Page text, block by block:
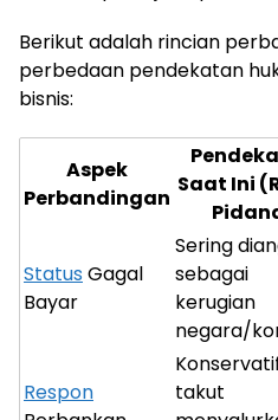
Berikut adalah rincian
perbedaan pendekatan
bisnis:
Aspek
Perbandingan
Saat Ini
Status Gagal
Bayar
Sering
sebagai
kerugian
negara/
Respon
takut